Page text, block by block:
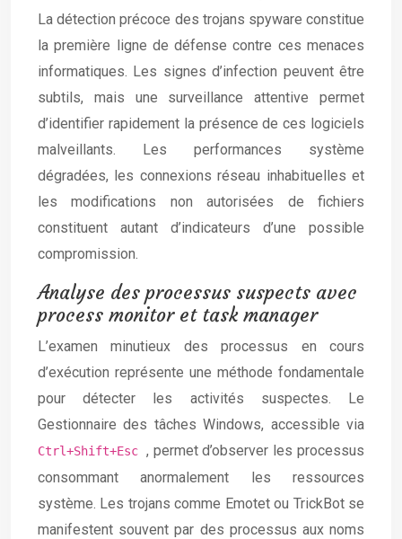
La détection précoce des trojans spyware constitue
la première ligne de défense contre ces menaces
informatiques. Les signes d’infection peuvent être
subtils, mais une surveillance attentive permet
d’identifier rapidement la présence de ces logiciels
malveillants. Les performances système
dégradées, les connexions réseau inhabituelles et
les modifications non autorisées de fichiers
constituent autant d’indicateurs d’une possible
compromission.
Analyse des processus suspects avec
process monitor et task manager
L’examen minutieux des processus en cours
d’exécution représente une méthode fondamentale
pour détecter les activités suspectes. Le
Gestionnaire des tâches Windows, accessible via
Ctrl+Shift+Esc , permet d’observer les processus
consommant anormalement les ressources
système. Les trojans comme Emotet ou TrickBot se
manifestent souvent par des processus aux noms